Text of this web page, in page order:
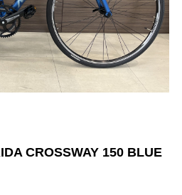
CROSSWAY 150 BLUE